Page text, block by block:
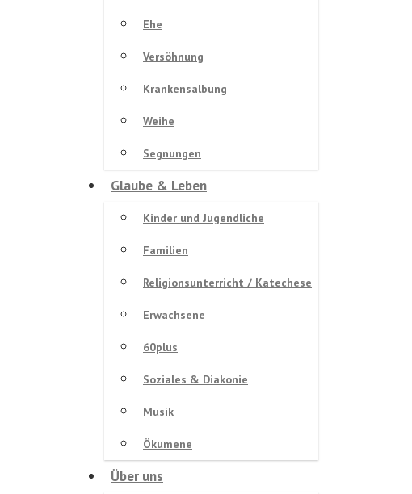
Ehe
Versöhnung
Krankensalbung
Weihe
Segnungen
Glaube & Leben
Kinder und Jugendliche
Familien
Religionsunterricht / Katechese
Erwachsene
60plus
Soziales & Diakonie
Musik
Ökumene
Über uns